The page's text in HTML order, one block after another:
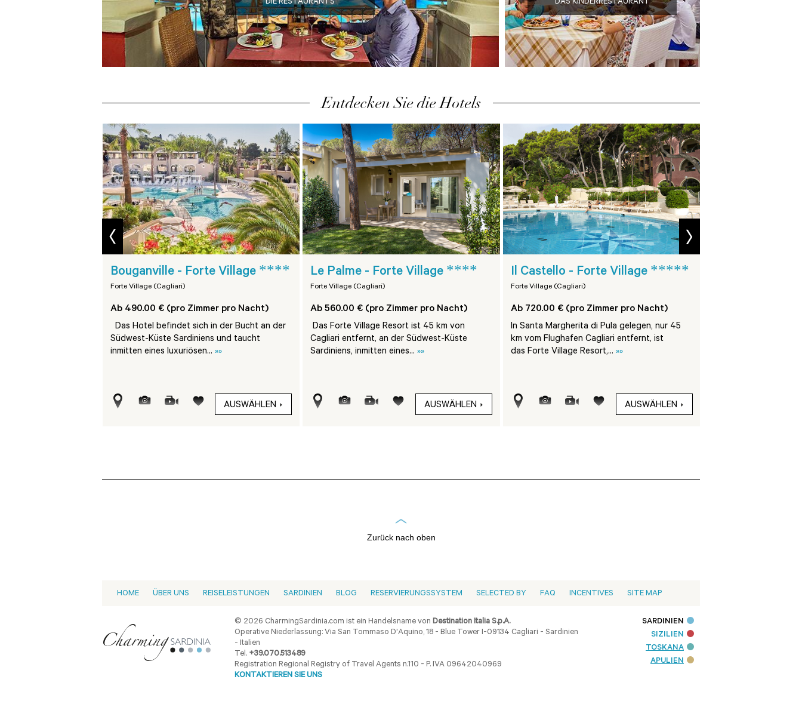
DIE RESTAURANTS DAS KINDERRESTAURANT
Entdecken Sie die Hotels
Bouganville - Forte Village ****
Forte Village (Cagliari)
Ab 490.00 € (pro Zimmer pro Nacht)
Das Hotel befindet sich in der Bucht an der
Südwest-Küste Sardiniens und taucht
inmitten eines luxuriösen... »»
AUSWÄHLEN
Le Palme - Forte Village ****
Forte Village (Cagliari)
Ab 560.00 € (pro Zimmer pro Nacht)
Das Forte Village Resort ist 45 km von
Cagliari entfernt, an der Südwest-Küste
Sardiniens, inmitten eines...»»
AUSWÄHLEN
Il Castello - Forte Village *****
Forte Village (Cagliari)
Ab 720.00 € (pro Zimmer pro Nacht)
In Santa Margherita di Pula gelegen, nur 45
km vom Flughafen Cagliari entfernt, ist
das Forte Village Resort,... »»
AUSWÄHLEN
Zurück nach oben
HOME ÜBER UNS REISELEISTUNGEN SARDINIEN BLOG RESERVIERUNGSSYSTEM SELECTED BY FAQ INCENTIVES SITE MAP
© 2026 CharmingSardinia.com ist ein Handelsname vonDestination Italia S.p.A.
Operative Niederlassung: Via San Tommaso D'Aquino, 18 - Blue Tower I-09134 Cagliari - Sardinien
- Italien
Tel. +39.070.513489
Registration Regional Registry of Travel Agents n.110 - P. IVA 09642040969
KONTAKTIEREN SIE UNS
SARDINIEN
SIZILIEN
TOSKANA
APULIEN